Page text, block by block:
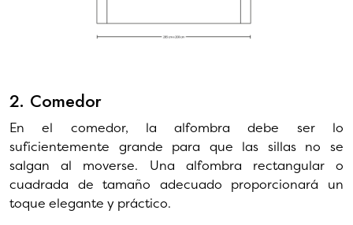
2. Comedor
En el comedor, la alfombra debe ser lo
suficientemente grande para que las sillas no se
salgan al moverse. Una alfombra rectangular o
cuadrada de tamaño adecuado proporcionará un
toque elegante y práctico.